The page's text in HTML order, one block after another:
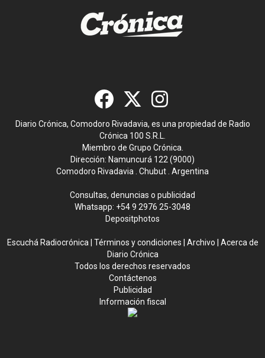
Diario Crónica, Comodoro Rivadavia, es una propiedad de Radio
Crónica 100 S.R.L.
Miembro de Grupo Crónica.
Dirección: Namuncurá 122 (9000)
Comodoro Rivadavia . Chubut . Argentina
Consultas, denuncias o publicidad
Whatsapp: +54 9 2976 25-3048
Depositphotos
Escuchá Radiocrónica Términos y condiciones Archivo
Acerca de
Diario Crónica
Todos los derechos reservados
Contáctenos
Publicidad
Información fiscal